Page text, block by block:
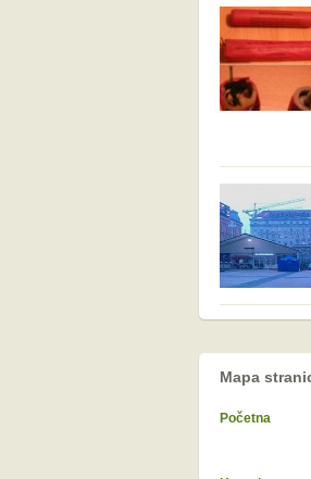
Mapa
Početna